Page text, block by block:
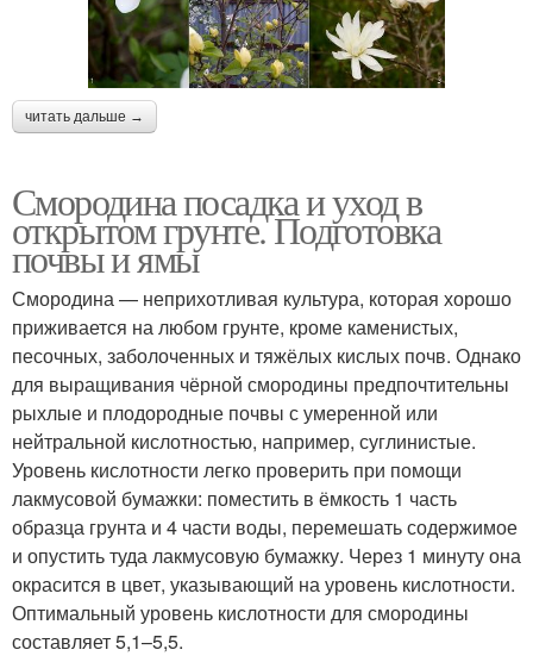
читать дальше →
Смородина посадка и уход в
открытом грунте. Подготовка
почвы и ямы
Смородина — неприхотливая культура, которая хорошо
приживается на любом грунте, кроме каменистых,
песочных, заболоченных и тяжёлых кислых почв. Однако
для выращивания чёрной смородины предпочтительны
рыхлые и плодородные почвы с умеренной или
нейтральной кислотностью, например, суглинистые.
Уровень кислотности легко проверить при помощи
лакмусовой бумажки: поместить в ёмкость 1 часть
образца грунта и 4 части воды, перемешать содержимое
и опустить туда лакмусовую бумажку. Через 1 минуту она
окрасится в цвет, указывающий на уровень кислотности.
Оптимальный уровень кислотности для смородины
составляет 5,1–5,5.